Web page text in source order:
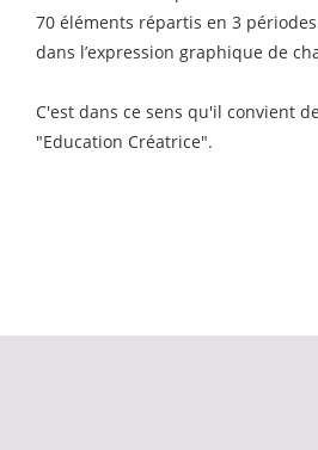
70 éléments répartis en 3
dans l’expression graphique de
C'est dans ce sens qu'il convient
"Education Créatrice".